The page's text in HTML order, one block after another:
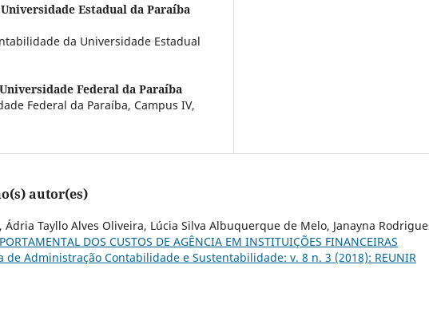
Universidade Estadual da Paraíba
da Universidade Estadual
Universidade Federal da Paraíba
Federal da Paraíba, Campus IV,
autor(es)
Ádria Tayllo Alves Oliveira, Lúcia Silva Albuquerque de Melo, Janayna
DOS CUSTOS DE AGÊNCIA EM INSTITUIÇÕES FINANCEIRAS
de Administração Contabilidade e Sustentabilidade: v. 8 n. 3 (2018): REUNIR